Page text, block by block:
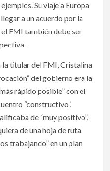
Su viaje a Europa
a un acuerdo por la
el FMI también debe ser
la titular del FMI, Cristalina
del gobierno era la
rápido posible” con el
“constructivo”,
de “muy positivo”,
de una hoja de ruta.
trabajando” en un plan